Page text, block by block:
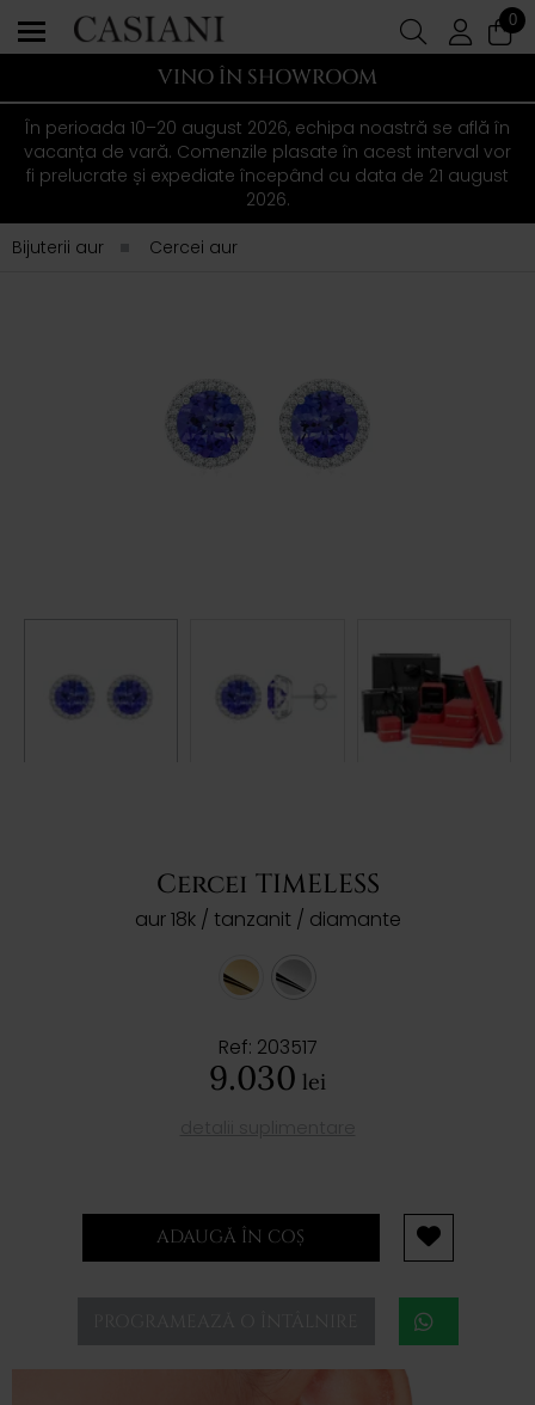
0
VINO ÎN SHOWROOM
În perioada 10–20 august 2026, echipa noastră se află în
vacanța de vară. Comenzile plasate în acest interval vor
fi prelucrate și expediate începând cu data de 21 august
2026.
Bijuterii aur
Cercei aur
Cercei TIMELESS
aur 18k / tanzanit / diamante
Ref: 203517
9.030 lei
ADAUGĂ ÎN COȘ